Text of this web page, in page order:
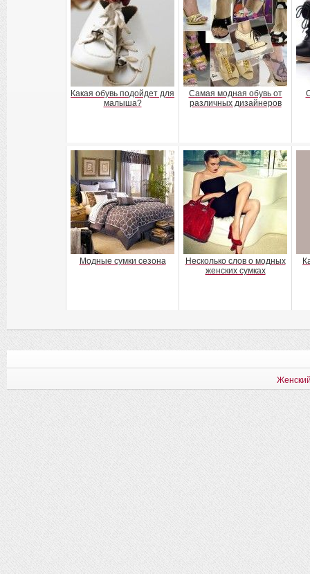
Какая обувь подойдет для
малыша?
Самая модная обувь от
различных дизайнеров
Модные сумки сезона
Несколько слов о модных
женских сумках